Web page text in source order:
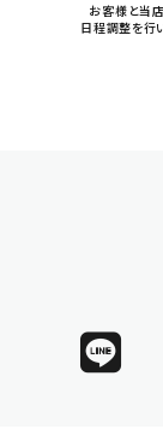
お客様と当
日程調整を行